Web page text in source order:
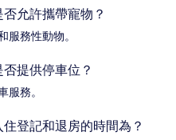
允許攜帶寵物？
服務性動物。
提供停車位？
服務。
登記和退房的時間為？